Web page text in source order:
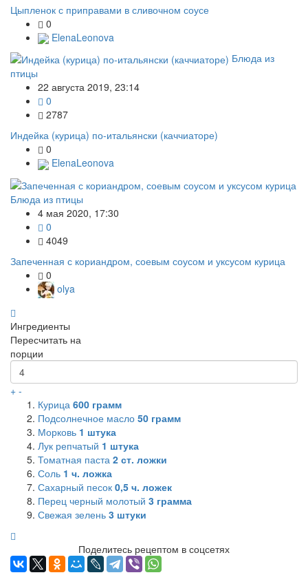
Цыпленок с приправами в сливочном соусе
0
ElenaLeonova
Блюда из
птицы
22 августа 2019, 23:14
0
2787
Индейка (курица) по-итальянски (каччиаторе)
0
ElenaLeonova
Блюда из птицы
4 мая 2020, 17:30
0
4049
Запеченная с кориандром, соевым соусом и уксусом курица
0
olya
Ингредиенты
Пересчитать на
порции
+ -
Курица 600 грамм
Подсолнечное масло 50 грамм
Морковь 1 штука
Лук репчатый 1 штука
Томатная паста 2 ст. ложки
Соль 1 ч. ложка
Сахарный песок 0,5 ч. ложек
Перец черный молотый 3 грамма
Свежая зелень 3 штуки
Поделитесь рецептом в соцсетях